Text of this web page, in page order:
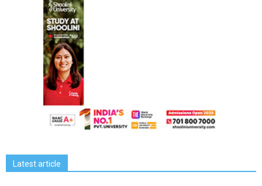
Latest article